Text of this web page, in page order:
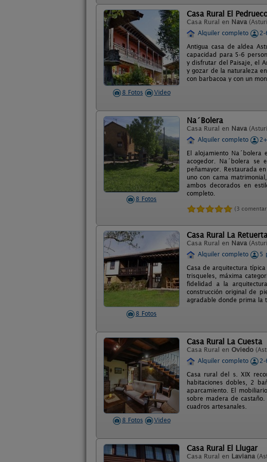
8 Fotos Video
Casa Rural El
Casa Rural en Nava
Alquiler completo
2-
Antigua casa de aldea
capacidad para 5-6
y disfrutar del Paisaje, el
y gozar de la naturaleza
con barbacoa y con un
8 Fotos
Na´Bolera
Casa Rural en Nava
Alquiler completo
El alojamiento
acogedor. Na´bolera se
peñamayor. Restaurada
uno con cama
ambos decorados en
completo.
(3
8 Fotos
Casa Rural La Retuerta
Casa Rural en Nava
Alquiler completo
5
Casa de arquitectura
trisqueles, máxima
fidelidad a la
construcción original de
agradable donde prima la
8 Fotos Video
Casa Rural La Cuesta
Casa Rural en Oviedo
Alquiler completo
2-
Casa rural del s. XIX
habitaciones dobles, 2
aparcamiento. El
sobre madera de
cuadros artesanales.
Casa Rural El Llugar
Casa Rural en Laviana